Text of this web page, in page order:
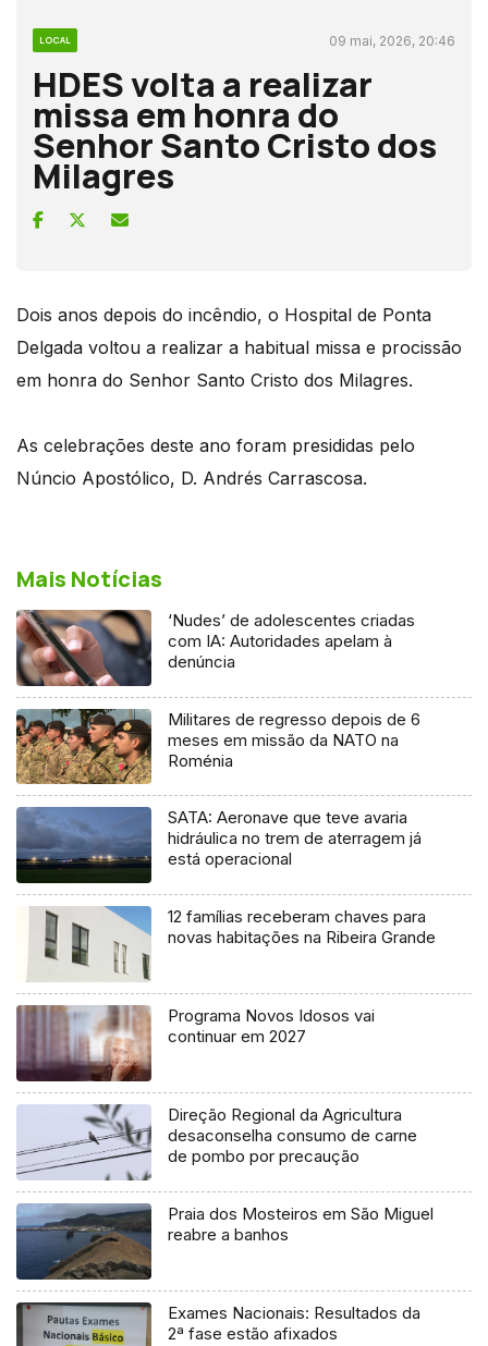
LOCAL 09 mai, 2026, 20:46
HDES volta a realizar
missa em honra do
Senhor Santo Cristo dos
Milagres
Dois anos depois do incêndio, o Hospital de Ponta
Delgada voltou a realizar a habitual missa e procissão
em honra do Senhor Santo Cristo dos Milagres.
As celebrações deste ano foram presididas pelo
Núncio Apostólico, D. Andrés Carrascosa.
Mais Notícias
‘Nudes’ de adolescentes criadas
com IA: Autoridades apelam à
denúncia
Militares de regresso depois de 6
meses em missão da NATO na
Roménia
SATA: Aeronave que teve avaria
hidráulica no trem de aterragem já
está operacional
12 famílias receberam chaves para
novas habitações na Ribeira Grande
Programa Novos Idosos vai
continuar em 2027
Direção Regional da Agricultura
desaconselha consumo de carne
de pombo por precaução
Praia dos Mosteiros em São Miguel
reabre a banhos
Exames Nacionais: Resultados da
2ª fase estão afixados